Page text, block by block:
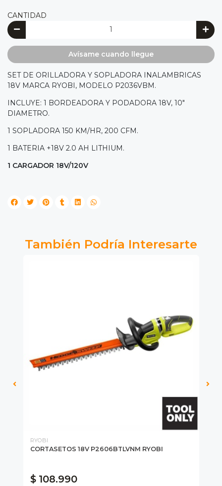
CANTIDAD
Avísame cuando llegue
SET DE ORILLADORA Y SOPLADORA INALAMBRICAS
18V MARCA RYOBI, MODELO P2036VBM.
INCLUYE: 1 BORDEADORA Y PODADORA 18V, 10"
DIAMETRO.
1 SOPLADORA 150 KM/HR, 200 CFM.
1 BATERIA +18V 2.0 AH LITHIUM.
1 CARGADOR 18V/120V
También Podría Interesarte
RYOBI
CORTASETOS 18V P2606BTLVNM RYOBI
$ 108.990